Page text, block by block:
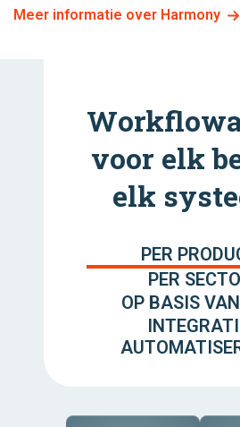
Meer informatie over Harmony
voor elk
elk
PER
PER
OP BASIS